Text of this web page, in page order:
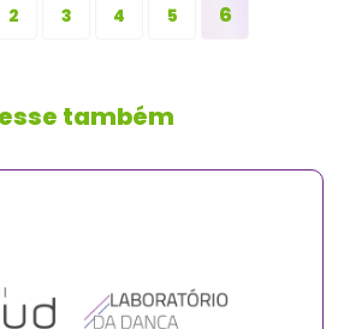
2 3 4 5 6
também